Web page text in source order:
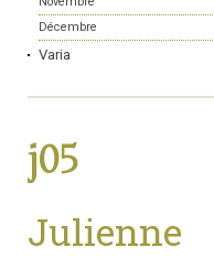
Décembre
Varia
j05
Julienne